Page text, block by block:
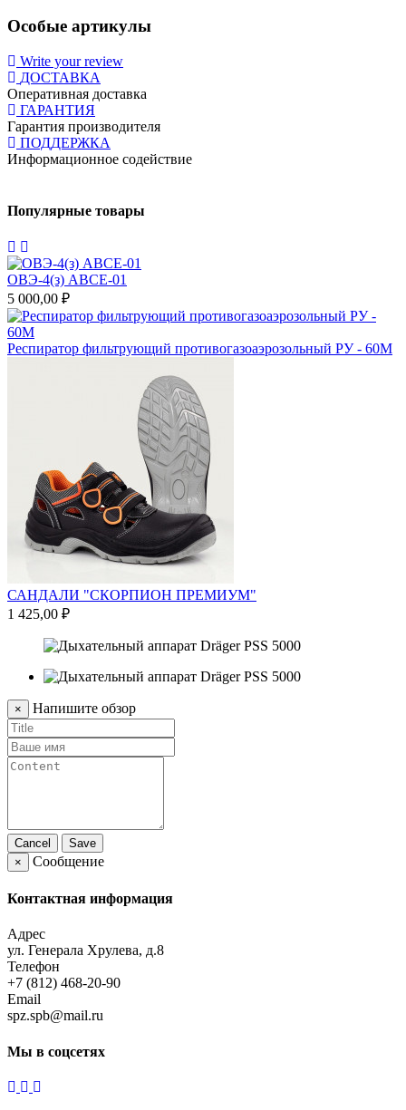
Особые артикулы
Write your review
ДОСТАВКА
Оперативная доставка
ГАРАНТИЯ
Гарантия производителя
ПОДДЕРЖКА
Информационное содействие
Популярные товары
ОВЭ-4(з) АВCЕ-01
5 000,00 ₽
Респиратор фильтрующий противогазоаэрозольный РУ - 60М
САНДАЛИ "СКОРПИОН ПРЕМИУМ"
1 425,00 ₽
× Напишите обзор
Cancel
Save
×
Сообщение
Контактная информация
Адрес
ул. Генерала Хрулева, д.8
Телефон
+7 (812) 468-20-90
Email
spz.spb@mail.ru
Мы в соцсетях